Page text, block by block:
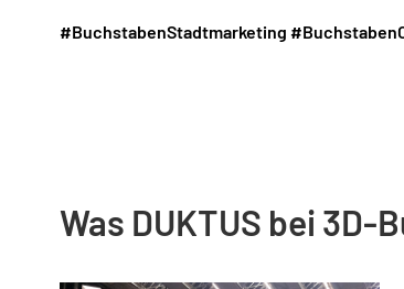
#BuchstabenStadtmarketing
Was DUKTUS bei